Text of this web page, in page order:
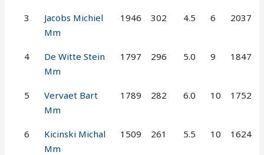
3
Jacobs Michiel
Mm
1946 302 4.5 6 2037
4
De Witte Stein
Mm
1797 296 5.0 9 1847
5
Vervaet Bart
Mm
1789 282 6.0 10 1752
6
Kicinski Michal
Mm
1509 261 5.5 10 1624